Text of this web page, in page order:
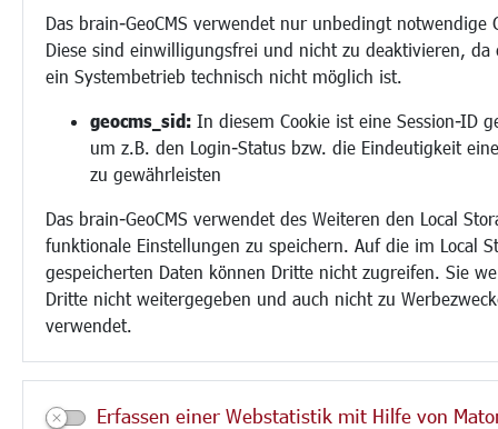
Das brain-GeoCMS verwendet nur unbedingt notwendige
Diese sind einwilligungsfrei und nicht zu deaktivieren, da
ein Systembetrieb technisch nicht möglich ist.
geocms_sid: In diesem Cookie ist eine Session-ID
um z.B. den Login-Status bzw. die Eindeutigkeit
zu gewährleisten
Das brain-GeoCMS verwendet des Weiteren den Local
funktionale Einstellungen zu speichern. Auf die im Local
gespeicherten Daten können Dritte nicht zugreifen. Sie
Dritte nicht weitergegeben und auch nicht zu
verwendet.
Erfassen einer Webstatistik mit Hilfe von